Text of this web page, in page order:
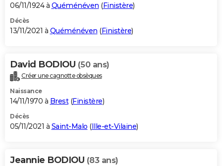
06/11/1924 à Quéménéven (Finistère)
Décès
13/11/2021 à Quéménéven (Finistère)
David BODIOU (50 ans)
Créer une cagnotte obsèques
Naissance
14/11/1970 à Brest(Finistère)
Décès
05/11/2021 à Saint-Malo (Ille-et-Vilaine)
Jeannie BODIOU (83 ans)